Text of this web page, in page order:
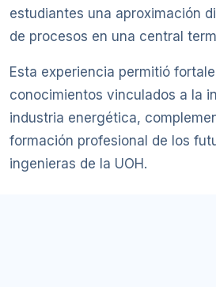
estudiantes una aproximación
de procesos en una central
Esta experiencia permitió
conocimientos vinculados a la
industria energética,
formación profesional de los
ingenieras de la UOH.